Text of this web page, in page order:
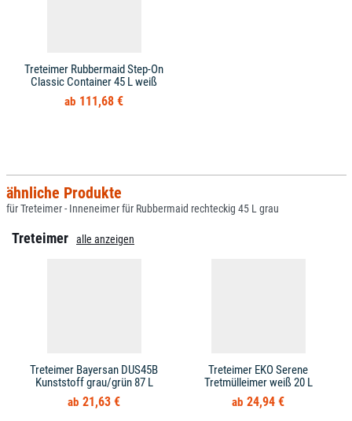
Treteimer Rubbermaid Step-On
Classic Container 45 L weiß
111,68 €
ähnliche Produkte
für Treteimer - Inneneimer für Rubbermaid rechteckig 45 L grau
Treteimer alle anzeigen
Treteimer Bayersan DUS45B
Kunststoff grau/grün 87 L
21,63 €
Treteimer EKO Serene
Tretmülleimer weiß 20 L
24,94 €